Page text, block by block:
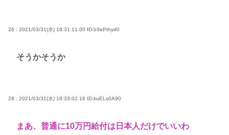
26 : 2021/03/31(水) 18:31:11.00 ID:b3ePthyd0
そうかそうか
28 : 2021/03/31(水) 18:33:02.16 ID:kuELs0A90
まあ、普通に10万円給付は日本人だけでいいわ